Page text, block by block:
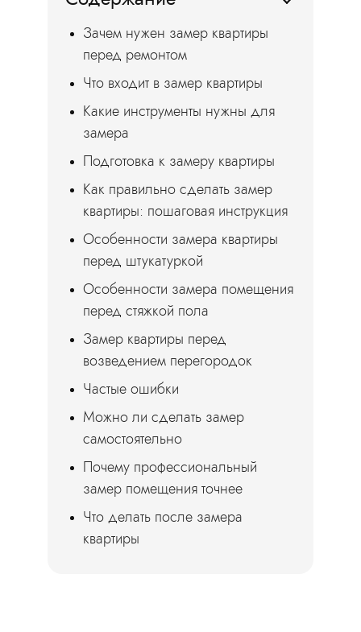
Зачем нужен замер квартиры
перед ремонтом
Что входит в замер квартиры
Какие инструменты нужны для
замера
Подготовка к замеру квартиры
Как правильно сделать замер
квартиры: пошаговая инструкция
Особенности замера квартиры
перед штукатуркой
Особенности замера помещения
перед стяжкой пола
Замер квартиры перед
возведением перегородок
Частые ошибки
Можно ли сделать замер
самостоятельно
Почему профессиональный
замер помещения точнее
Что делать после замера
квартиры